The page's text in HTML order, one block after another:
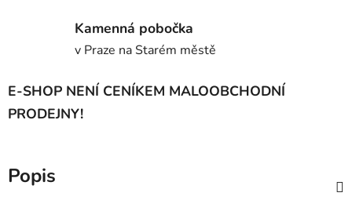
Kamenná pobočka
v Praze na Starém městě
E-SHOP NENÍ CENÍKEM MALOOBCHODNÍ
PRODEJNY!
Popis